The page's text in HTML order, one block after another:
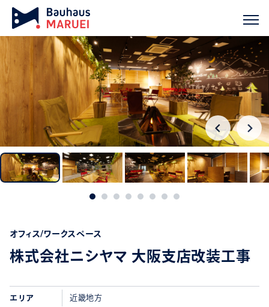
ホーム 実績紹介 chevron_right
オフィス/ワークスペース
株式会社ニシヤマ 大阪支店改装工事
エリア 近畿地方